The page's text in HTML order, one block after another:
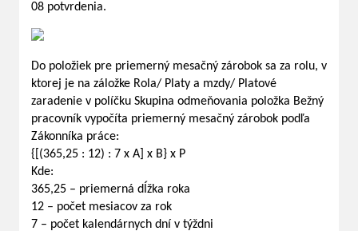
08 potvrdenia.
Do položiek pre priemerný mesačný zárobok sa za rolu, v
ktorej je na záložke Rola/ Platy a mzdy/ Platové
zaradenie v políčku Skupina odmeňovania položka Bežný
pracovník vypočíta priemerný mesačný zárobok podľa
Zákonníka práce:
{[(365,25 : 12) : 7 x A] x B} x P
Kde:
365,25 – priemerná dĺžka roka
12 – počet mesiacov za rok
7 – počet kalendárnych dní v týždni